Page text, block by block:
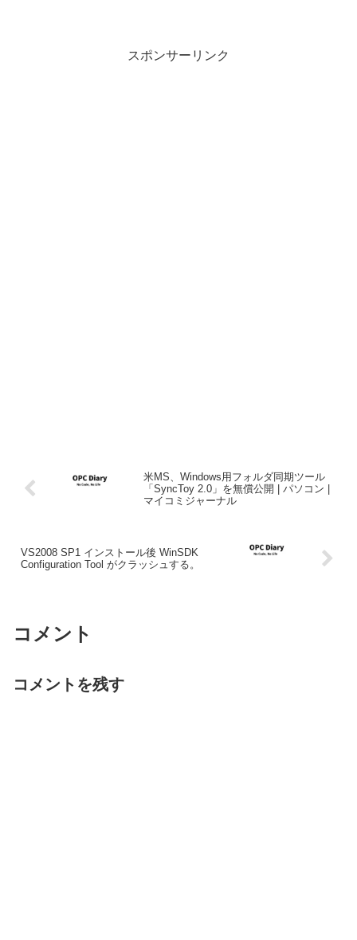
スポンサーリンク
米MS、Windows用フォルダ同期ツール
「SyncToy 2.0」を無償公開 | パソコン |
マイコミジャーナル
VS2008 SP1 インストール後 WinSDK
Configuration Tool がクラッシュする。
コメント
コメントを残す